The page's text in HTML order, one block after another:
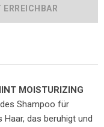
MOISTURIZING
Shampoo für
das beruhigt und